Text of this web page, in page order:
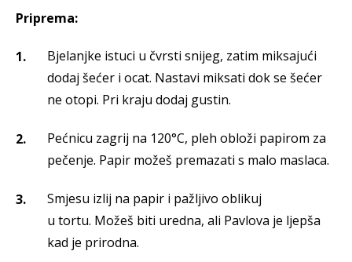
Priprema:
Bjelanjke istuci u čvrsti snijeg, zatim miksajući
dodaj šećer i ocat. Nastavi miksati dok se šećer
ne otopi. Pri kraju dodaj gustin.
Pećnicu zagrij na 120°C, pleh obloži papirom za
pečenje. Papir možeš premazati s malo maslaca.
Smjesu izlij na papir i pažljivo oblikuj
u tortu. Možeš biti uredna, ali Pavlova je ljepša
kad je prirodna.